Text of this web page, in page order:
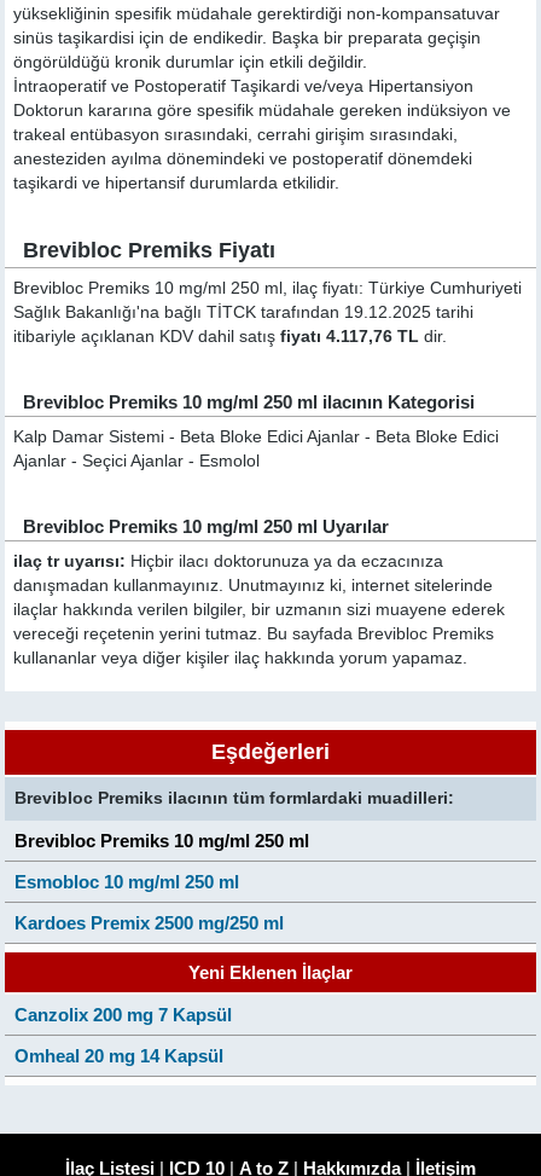
yüksekliğinin spesifik müdahale gerektirdiği non-kompansatuvar
sinüs taşikardisi için de endikedir. Başka bir preparata geçişin
öngörüldüğü kronik durumlar için etkili değildir.
İntraoperatif ve Postoperatif Taşikardi ve/veya Hipertansiyon
Doktorun kararına göre spesifik müdahale gereken indüksiyon ve
trakeal entübasyon sırasındaki, cerrahi girişim sırasındaki,
anesteziden ayılma dönemindeki ve postoperatif dönemdeki
taşikardi ve hipertansif durumlarda etkilidir.
Brevibloc Premiks Fiyatı
Brevibloc Premiks 10 mg/ml 250 ml, ilaç fiyatı: Türkiye Cumhuriyeti
Sağlık Bakanlığı'na bağlı TİTCK tarafından 19.12.2025 tarihi
itibariyle açıklanan KDV dahil satışfiyatı 4.117,76 TL dir.
Brevibloc Premiks 10 mg/ml 250 ml ilacının Kategorisi
Kalp Damar Sistemi - Beta Bloke Edici Ajanlar - Beta Bloke Edici
Ajanlar - Seçici Ajanlar - Esmolol
Brevibloc Premiks 10 mg/ml 250 ml Uyarılar
ilaç tr uyarısı: Hiçbir ilacı doktorunuza ya da eczacınıza
danışmadan kullanmayınız. Unutmayınız ki, internet sitelerinde
ilaçlar hakkında verilen bilgiler, bir uzmanın sizi muayene ederek
vereceği reçetenin yerini tutmaz. Bu sayfada Brevibloc Premiks
kullananlar veya diğer kişiler ilaç hakkında yorum yapamaz.
Eşdeğerleri
Brevibloc Premiks ilacının tüm formlardaki muadilleri:
Brevibloc Premiks 10 mg/ml 250 ml
Esmobloc 10 mg/ml 250 ml
Kardoes Premix 2500 mg/250 ml
Yeni Eklenen İlaçlar
Canzolix 200 mg 7 Kapsül
Omheal 20 mg 14 Kapsül
İlaç Listesi | ICD 10 | A to Z | Hakkımızda| İletişim